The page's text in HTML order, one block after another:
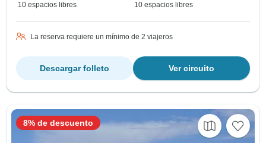
10 espacios libres 10 espacios libres
La reserva requiere un mínimo de 2 viajeros
Ver circuito
Descargar folleto
8% de descuento